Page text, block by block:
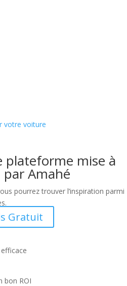
votre voiture
plateforme mise à
Amahé
pourrez trouver l’inspiration parmi
Gratuit
bon ROI